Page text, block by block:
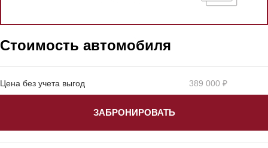
Стоимость автомобиля
Цена без учета выгод 389 000 ₽
ЗАБРОНИРОВАТЬ